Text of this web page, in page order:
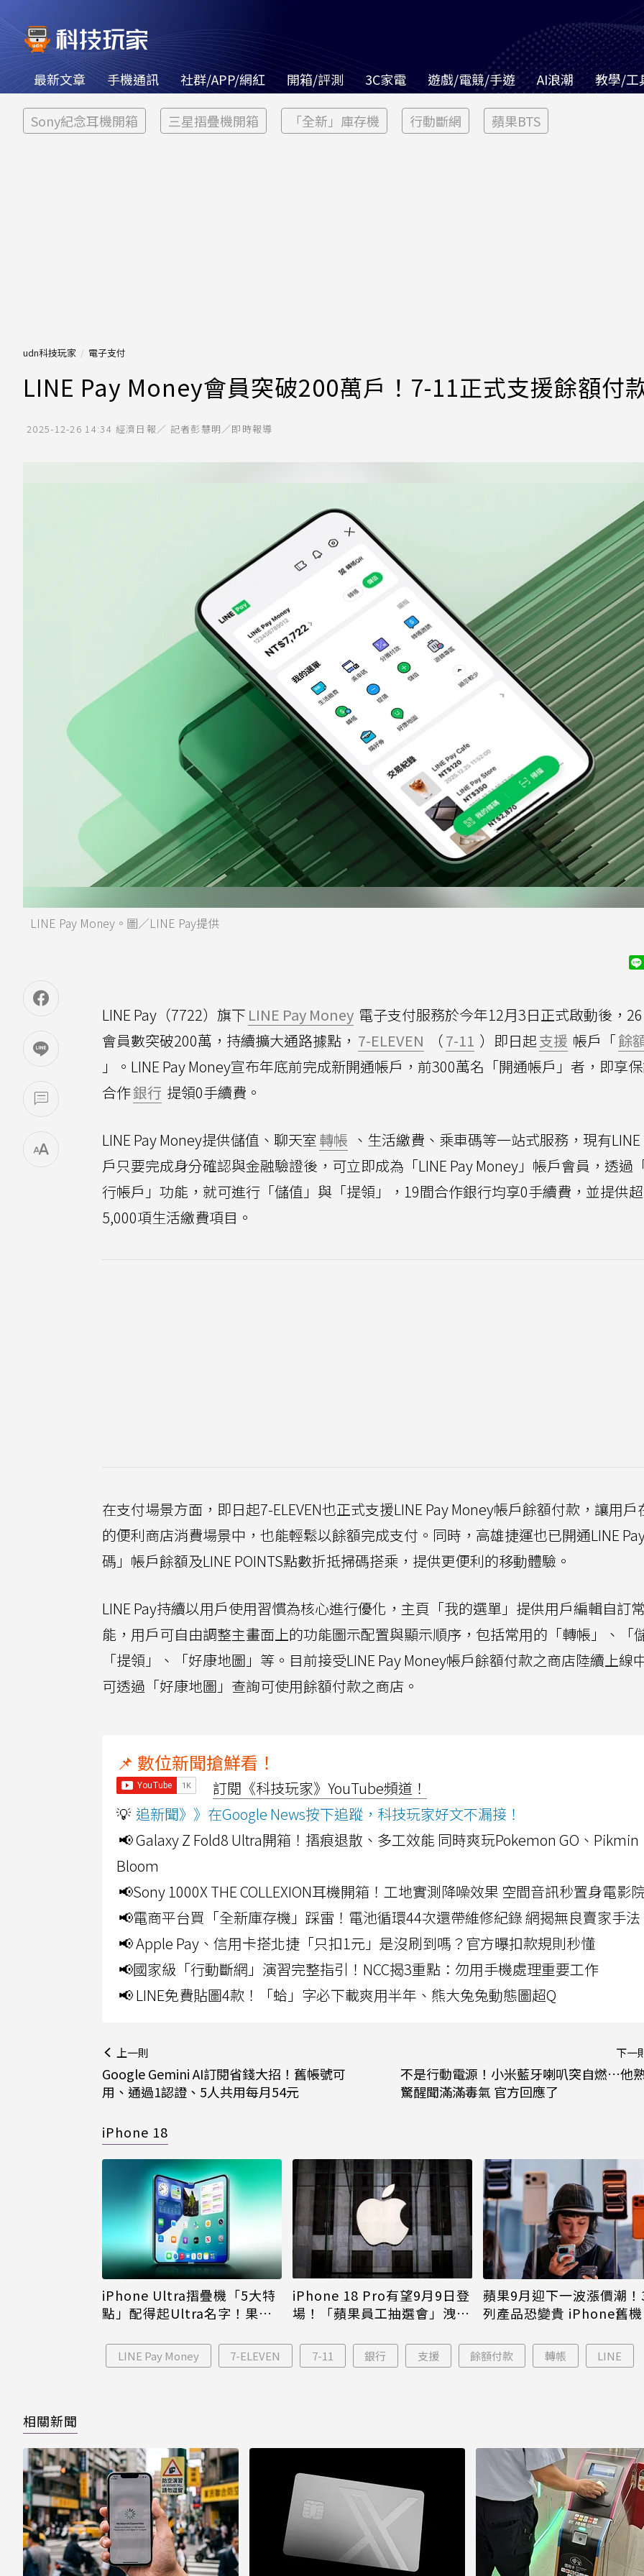
最新文章 手機通訊 社群/APP/網紅 開箱/評測 3C家電 遊戲/電競/手遊 AI浪潮 教學/工
Sony紀念耳機開箱 三星摺疊機開箱 「全新」庫存機 行動斷網 蘋果BTS
udn科技玩家 電子支付
LINE Pay Money會員突破200萬戶！7-11正式支援餘額付
2025-12-26 14:34 經濟日報／ 記者彭慧明／即時報導
LINE Pay Money。圖／LINE Pay提供
LINE Pay（7722）旗下 LINE Pay Money 電子支付服務於今年12月3日正式啟動後，
會員數突破200萬，持續擴大通路據點， 7-ELEVEN （7-11 ）即日起支援 帳戶「餘
」。LINE Pay Money宣布年底前完成新開通帳戶，前300萬名「開通帳戶」者，即享
合作銀行 提領0手續費。
LINE Pay Money提供儲值、聊天室 轉帳 、生活繳費、乘車碼等一站式服務，現有LINE
戶只要完成身分確認與金融驗證後，可立即成為「LINE Pay Money」帳戶會員，透過
行帳戶」功能，就可進行「儲值」與「提領」，19間合作銀行均享0手續費，並提供
5,000項生活繳費項目。
在支付場景方面，即日起7-ELEVEN也正式支援LINE Pay Money帳戶餘額付款，讓用戶
的便利商店消費場景中，也能輕鬆以餘額完成支付。同時，高雄捷運也已開通LINE
碼」帳戶餘額及LINE POINTS點數折抵掃碼搭乘，提供更便利的移動體驗。
LINE Pay持續以用戶使用習慣為核心進行優化，主頁「我的選單」提供用戶編輯自訂
能，用戶可自由調整主畫面上的功能圖示配置與顯示順序，包括常用的「轉帳」、「
「提領」、「好康地圖」等。目前接受LINE Pay Money帳戶餘額付款之商店陸續上線
可透過「好康地圖」查詢可使用餘額付款之商店。
📌 數位新聞搶鮮看！
訂閱《科技玩家》YouTube頻道！
💡 追新聞》》在Google News按下追蹤，科技玩家好文不漏接！
📢 Galaxy Z Fold8 Ultra開箱！摺痕退散、多工效能 同時爽玩Pokemon GO、Pikmin
Bloom
📢Sony 1000X THE COLLEXION耳機開箱！工地實測降噪效果 空間音訊秒置身電影
📢電商平台買「全新庫存機」踩雷！電池循環44次還帶維修紀錄 網揭無良賣家手法
📢 Apple Pay、信用卡搭北捷「只扣1元」是沒刷到嗎？官方曝扣款規則秒懂
📢國家級「行動斷網」演習完整指引！NCC揭3重點：勿用手機處理重要工作
📢 LINE免費貼圖4款！「蛤」字必下載爽用半年、熊大兔兔動態圖超Q
上一則
Google Gemini AI訂閱省錢大招！舊帳號可
用、通過1認證、5人共用每月54元
下一
不是行動電源！小米藍牙喇叭突自燃…他
驚醒聞滿滿毒氣 官方回應了
iPhone 18
iPhone Ultra摺疊機「5大特
點」配得起Ultra名字！果粉
iPhone 18 Pro有望9月9日登
場！「蘋果員工抽選會」洩端
蘋果9月迎下一波漲價潮
列產品恐變貴 iPhone舊
LINE Pay Money 7-ELEVEN 7-11 銀行 支援 餘額付款 轉帳 LINE
相關新聞